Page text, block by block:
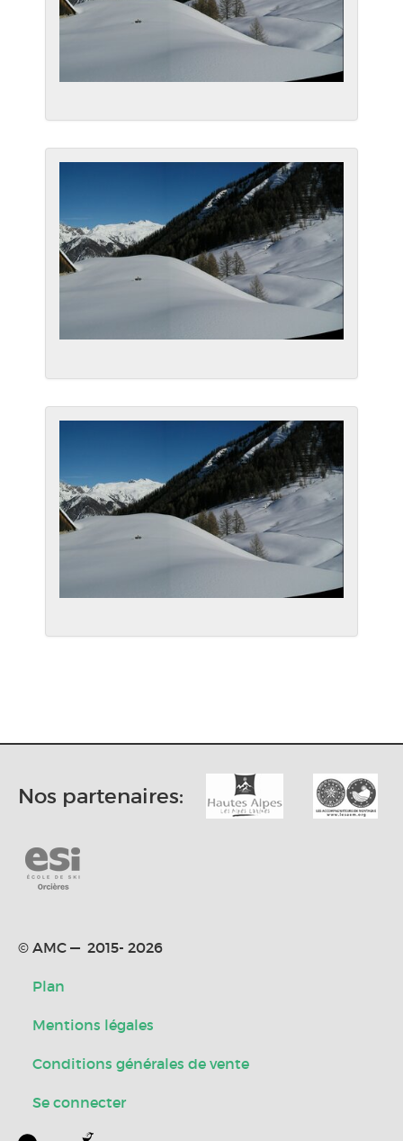
Nos partenaires:
© AMC — 2015- 2026
Plan
Mentions légales
Conditions générales de vente
Se connecter